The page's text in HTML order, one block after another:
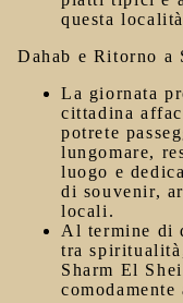
questa
Dahab e Ritorno a
La giornata
cittadina
potrete
lungomare,
luogo e
di souvenir,
locali.
Al termine di
tra
Sharm El